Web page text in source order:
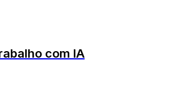
com IA